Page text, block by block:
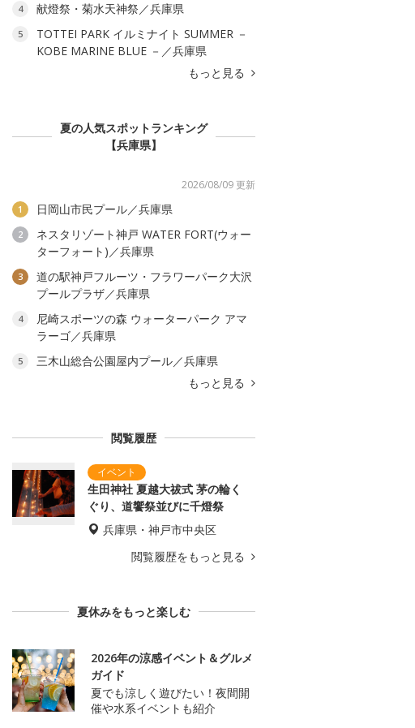
4 献燈祭・菊水天神祭／兵庫県
5
TOTTEI PARK イルミナイト SUMMER －
KOBE MARINE BLUE －／兵庫県
もっと見る
夏の人気スポットランキング
【兵庫県】
2026/08/09 更新
1 日岡山市民プール／兵庫県
2
ネスタリゾート神戸 WATER FORT(ウォー
ターフォート)／兵庫県
3
道の駅神戸フルーツ・フラワーパーク大沢
プールプラザ／兵庫県
4
尼崎スポーツの森 ウォーターパーク アマ
ラーゴ／兵庫県
5
三木山総合公園屋内プール／兵庫県
もっと見る
閲覧履歴
生田神社 夏越大祓式 茅の輪く
ぐり、道饗祭並びに千燈祭
兵庫県・神戸市中央区
閲覧履歴をもっと見る
夏休みをもっと楽しむ
2026年の涼感イベント＆グルメ
ガイド
夏でも涼しく遊びたい！夜間開
催や水系イベントも紹介